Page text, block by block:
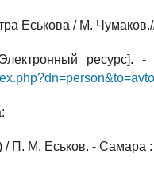
Еськова / М.
ресурс].
/ П. М. Еськов. - Самара :